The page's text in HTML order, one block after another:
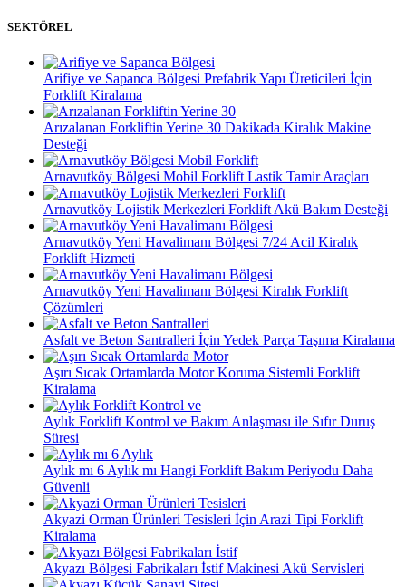
SEKTÖREL
Arifiye ve Sapanca Bölgesi Prefabrik Yapı Üreticileri İçin
Forklift Kiralama
Arızalanan Forkliftin Yerine 30 Dakikada Kiralık Makine
Desteği
Arnavutköy Bölgesi Mobil Forklift Lastik Tamir Araçları
Arnavutköy Lojistik Merkezleri Forklift Akü Bakım Desteği
Arnavutköy Yeni Havalimanı Bölgesi 7/24 Acil Kiralık
Forklift Hizmeti
Arnavutköy Yeni Havalimanı Bölgesi Kiralık Forklift
Çözümleri
Asfalt ve Beton Santralleri İçin Yedek Parça Taşıma Kiralama
Aşırı Sıcak Ortamlarda Motor Koruma Sistemli Forklift
Kiralama
Aylık Forklift Kontrol ve Bakım Anlaşması ile Sıfır Duruş
Süresi
Aylık mı 6 Aylık mı Hangi Forklift Bakım Periyodu Daha
Güvenli
Akyazi Orman Ürünleri Tesisleri İçin Arazi Tipi Forklift
Kiralama
Akyazı Bölgesi Fabrikaları İstif Makinesi Akü Servisleri